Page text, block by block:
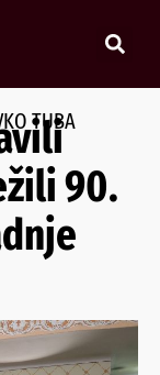
TUBA
90.